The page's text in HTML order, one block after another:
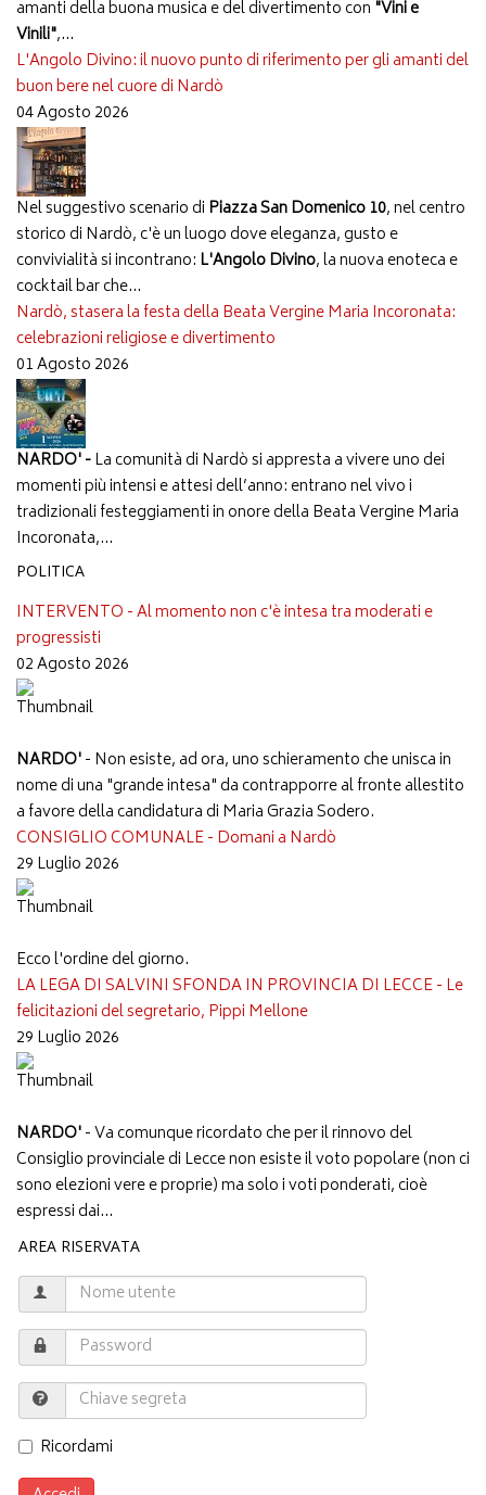
amanti della buona musica e del divertimento con "Vini e
Vinili",...
L'Angolo Divino: il nuovo punto di riferimento per gli amanti del
buon bere nel cuore di Nardò
04 Agosto 2026
Nel suggestivo scenario di Piazza San Domenico 10, nel centro
storico di Nardò, c'è un luogo dove eleganza, gusto e
convivialità si incontrano: L'Angolo Divino, la nuova enoteca e
cocktail bar che...
Nardò, stasera la festa della Beata Vergine Maria Incoronata:
celebrazioni religiose e divertimento
01 Agosto 2026
NARDO' -La comunità di Nardò si appresta a vivere uno dei
momenti più intensi e attesi dell’anno: entrano nel vivo i
tradizionali festeggiamenti in onore della Beata Vergine Maria
Incoronata,...
POLITICA
INTERVENTO - Al momento non c'è intesa tra moderati e
progressisti
02 Agosto 2026
NARDO'- Non esiste, ad ora, uno schieramento che unisca in
nome di una "grande intesa" da contrapporre al fronte allestito
a favore della candidatura di Maria Grazia Sodero.
CONSIGLIO COMUNALE - Domani a Nardò
29 Luglio 2026
Ecco l'ordine del giorno.
LA LEGA DI SALVINI SFONDA IN PROVINCIA DI LECCE - Le
felicitazioni del segretario, Pippi Mellone
29 Luglio 2026
NARDO'- Va comunque ricordato che per il rinnovo del
Consiglio provinciale di Lecce non esiste il voto popolare (non ci
sono elezioni vere e proprie) ma solo i voti ponderati, cioè
espressi dai...
AREA RISERVATA
Ricordami